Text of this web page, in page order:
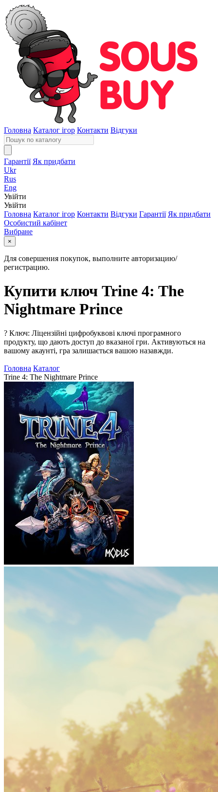
Головна Каталог ігор Контакти Відгуки
Гарантії Як придбати
Ukr
Rus
Eng
Увійти
Увійти
Головна Каталог ігор Контакти Відгуки Гарантії Як придбати
Особистий кабінет
Вибране
×
Для совершения покупок, выполните авторизацию/
регистрацию.
Купити ключ Trine 4: The
Nightmare Prince
? Ключ: Ліцензійні цифробуквові ключі програмного
продукту, що дають доступ до вказаної гри. Активуються на
вашому акаунті, гра залишається вашою назавжди.
Головна Каталог
Trine 4: The Nightmare Prince